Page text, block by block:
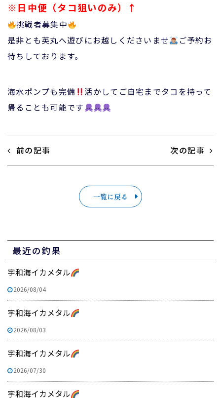
※日中便（タコ狙いのみ）↑
挑戦者募集中
是非とも英丸へ遊びにお越しくださいませ
ご予約お
待ちしております。
海水ポンプも完備
活かしてご自宅までタコを持って
帰ることも可能です
前の記事 次の記事
一覧に戻る
最近の釣果
宇和海イカメタル
2026/08/04
宇和海イカメタル
2026/08/03
宇和海イカメタル
2026/07/30
宇和海イカメタル